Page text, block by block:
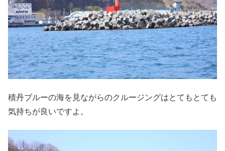
積丹ブルーの海を見ながらのクルージングはとてもとても
気持ちが良いですよ。